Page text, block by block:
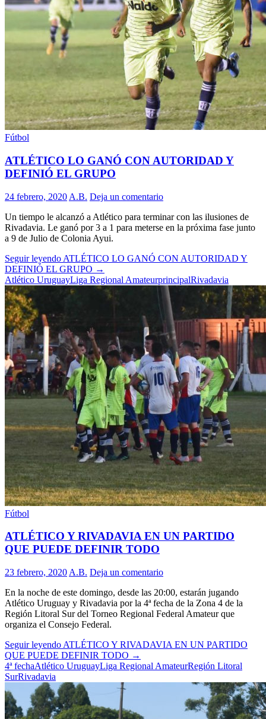
Fútbol
ATLÉTICO LO GANÓ CON AUTORIDAD Y
DEFINIÓ EL GRUPO
24 febrero, 2020 A.B. Deja un comentario
Un tiempo le alcanzó a Atlético para terminar con las ilusiones de
Rivadavia. Le ganó por 3 a 1 para meterse en la próxima fase junto
a 9 de Julio de Colonia Ayui.
Seguir leyendo ATLÉTICO LO GANÓ CON AUTORIDAD Y
DEFINIÓ EL GRUPO →
Atlético UruguayLiga Regional AmateurprincipalRivadavia
Fútbol
ATLÉTICO Y RIVADAVIA EN UN PARTIDO
QUE PUEDE DEFINIR TODO
23 febrero, 2020 A.B. Deja un comentario
En la noche de este domingo, desde las 20:00, estarán jugando
Atlético Uruguay y Rivadavia por la 4ª fecha de la Zona 4 de la
Región Litoral Sur del Torneo Regional Federal Amateur que
organiza el Consejo Federal.
Seguir leyendo ATLÉTICO Y RIVADAVIA EN UN PARTIDO
QUE PUEDE DEFINIR TODO →
4ª fechaAtlético UruguayLiga Regional AmateurRegión Litoral
SurRivadavia